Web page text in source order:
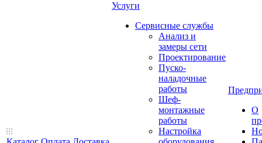
Услуги
Сервисные службы
Анализ и
замеры сети
Проектирование
Пуско-
наладочные
работы
Шеф-
монтажные
работы
Настройка
О